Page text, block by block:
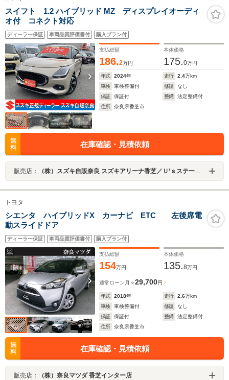
スイフト 1.2 ハイブリッド MZ ディスプレイオーディ
オ付 コネクト対応
ディーラー保証 車両品質評価書付 購入プラン付
支払総額
186.2万円
本体価格
175.0万円
年式 2024年 走行 2.4万km
車検
車検整備付 修復
なし
保証
保証付 整備
法定整備付
住所
奈良県香芝市
無
料
在庫確認・見積依頼
販売店： （株）スズキ自販奈良 スズキアリーナ香芝／Ｕ’ｓステーション香芝
トヨタ
シエンタ ハイブリッドX カーナビ ETC 左後席電
動スライドドア
ディーラー保証 車両品質評価書付 購入プラン付
支払総額
154万円
本体価格
135.8万円
通常ローン 月々29,700円
年式 2018年 走行 2.6万km
車検
車検整備付 修復
なし
保証
保証付 整備
法定整備付
住所
奈良県香芝市
無
料
在庫確認・見積依頼
販売店： （株）奈良マツダ 香芝インター店